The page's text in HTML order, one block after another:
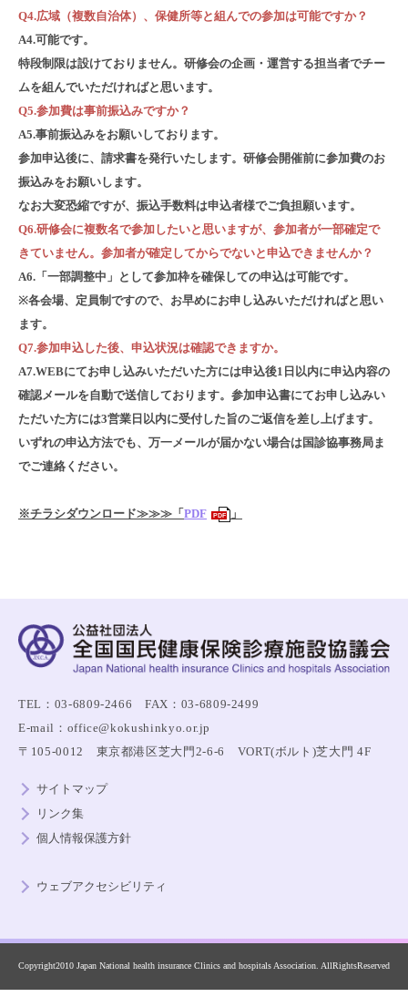
Q4.広域（複数自治体）、保健所等と組んでの参加は可能ですか？
A4.可能です。
特段制限は設けておりません。研修会の企画・運営する担当者でチー
ムを組んでいただければと思います。
Q5.参加費は事前振込みですか？
A5.事前振込みをお願いしております。
参加申込後に、請求書を発行いたします。研修会開催前に参加費のお
振込みをお願いします。
なお大変恐縮ですが、振込手数料は申込者様でご負担願います。
Q6.研修会に複数名で参加したいと思いますが、参加者が一部確定で
きていません。参加者が確定してからでないと申込できませんか？
A6.「一部調整中」として参加枠を確保しての申込は可能です。
※各会場、定員制ですので、お早めにお申し込みいただければと思い
ます。
Q7.参加申込した後、申込状況は確認できますか。
A7.WEBにてお申し込みいただいた方には申込後1日以内に申込内容の
確認メールを自動で送信しております。参加申込書にてお申し込みい
ただいた方には3営業日以内に受付した旨のご返信を差し上げます。
いずれの申込方法でも、万一メールが届かない場合は国診協事務局ま
でご連絡ください。
※チラシダウンロード≫≫≫「PDF PDF 」
TEL：03-6809-2466 FAX：03-6809-2499
E-mail：office@kokushinkyo.or.jp
〒105-0012 東京都港区芝大門2-6-6 VORT(ボルト)芝大門 4F
サイトマップ
リンク集
個人情報保護方針
ウェブアクセシビリティ
Copyright2010 Japan National health insurance Clinics and hospitals Association. AllRightsReserved